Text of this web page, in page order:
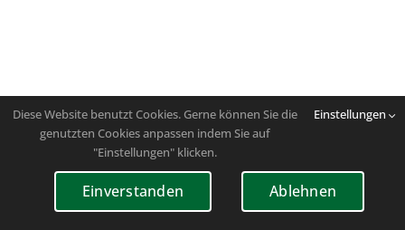
Diese Website benutzt Cookies. Gerne können Sie die
genutzten Cookies anpassen indem Sie auf
"Einstellungen" klicken.
Einstellungen
Einverstanden Ablehnen